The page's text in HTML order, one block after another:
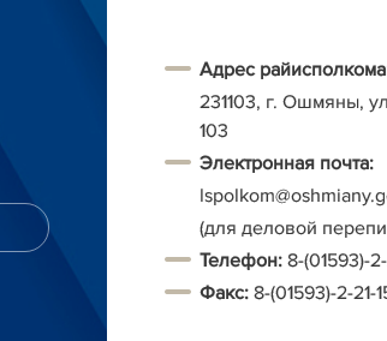
Адрес
231103, г. Ошмяны,
103
Электронная почта:
(для деловой
Телефон: 8-(01593)-2-
Факс: 8-(01593)-2-21-